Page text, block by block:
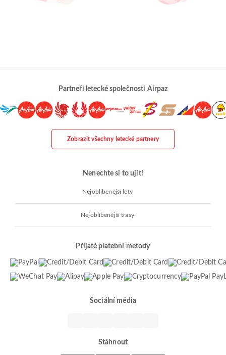
Partneři letecké společnosti Airpaz
Zobrazit všechny letecké partnery
Nenechte si to ujít!
Nejoblíbenější lety
Nejoblíbenější trasy
Přijaté platební metody
Sociální média
Stáhnout